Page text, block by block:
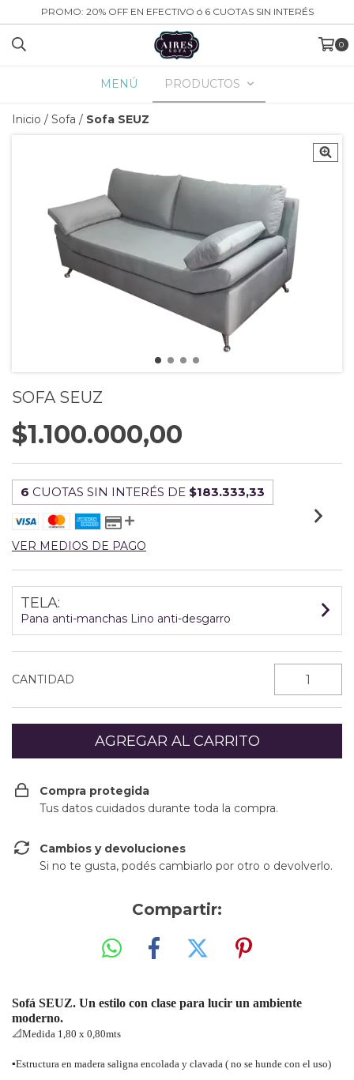
PROMO: 20% OFF EN EFECTIVO ó 6 CUOTAS SIN INTERÉS
0
MENÚ PRODUCTOS
Inicio / Sofa / Sofa SEUZ
SOFA SEUZ
$1.100.000,00
6 CUOTAS SIN INTERÉS DE $183.333,33
VER MEDIOS DE PAGO
TELA:
Pana anti-manchas Lino anti-desgarro
CANTIDAD
Compra protegida
Tus datos cuidados durante toda la compra.
Cambios y devoluciones
Si no te gusta, podés cambiarlo por otro o devolverlo.
Compartir:
Sofá SEUZ. Un estilo con clase para lucir un ambiente
moderno.
📐Medida 1,80 x 0,80mts
▪Estructura en madera saligna encolada y clavada ( no se hunde con el uso)